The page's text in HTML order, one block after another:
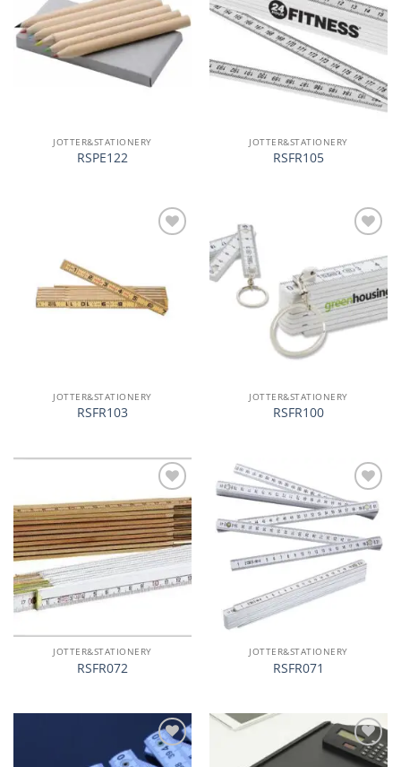
心愿
单
JOTTER&STATIONERY
RSPE122
心愿
单
JOTTER&STATIONERY
RSFR105
JOTTER&STATIONERY
RSFR103
心愿
单
JOTTER&STATIONERY
RSFR100
加入
心愿
单
JOTTER&STATIONERY
RSFR072
加入
心愿
JOTTER&STATIONERY
RSFR071
加入
加入